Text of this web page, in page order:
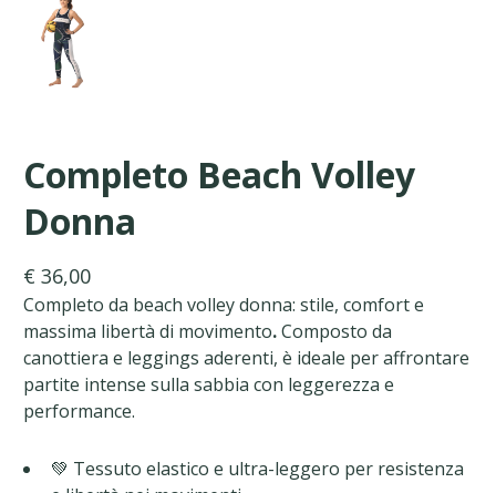
Completo Beach Volley
Donna
€ 36,00
Completo da beach volley donna: stile, comfort e
massima libertà di movimento.Composto da
canottiera e leggings aderenti, è ideale per affrontare
partite intense sulla sabbia con leggerezza e
performance.
💚 Tessuto elastico e ultra-leggero per resistenza